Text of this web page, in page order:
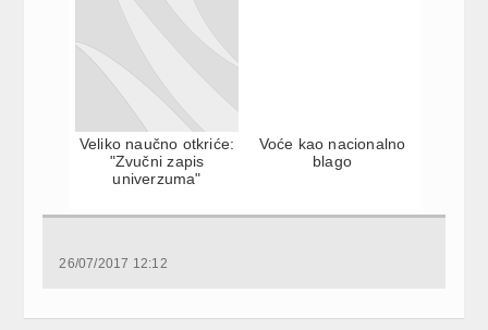
Veliko naučno otkriće:
"Zvučni zapis
univerzuma"
Voće kao nacionalno
blago
26/07/2017 12:12